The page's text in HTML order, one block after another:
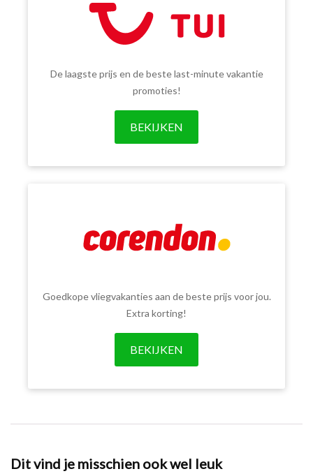
De laagste prijs en de beste last-minute vakantie
promoties!
BEKIJKEN
Goedkope vliegvakanties aan de beste prijs voor jou.
Extra korting!
BEKIJKEN
Dit vind je misschien ook wel leuk